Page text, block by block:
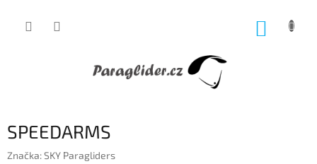
obsah
SPEEDARMS
Značka:SKY Paragliders